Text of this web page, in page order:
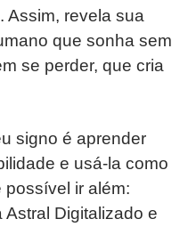
Assim, revela sua
que sonha sem
se perder, que cria
signo é aprender
e usá-la como
possível ir além:
Digitalizado e